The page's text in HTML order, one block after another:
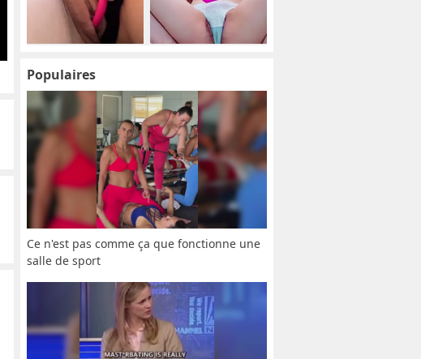
Populaires
Ce n'est pas comme ça que fonctionne une
salle de sport